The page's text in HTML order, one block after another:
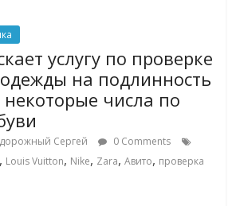
услугу по проверке
на подлинность
числа по
Сергей
0 Comments
, Louis Vuitton, Nike, Zara,Авито, проверка